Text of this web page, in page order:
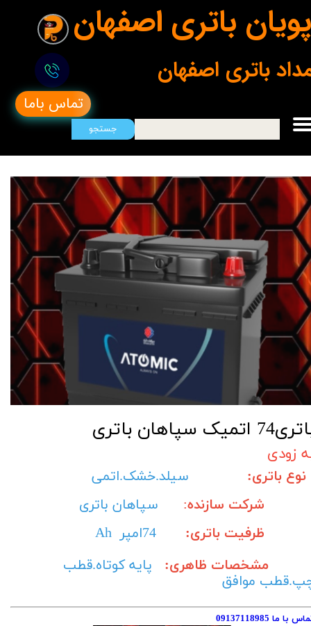
پویان باتری اصفهان
تماس باما
جستجو
باتری اصفهان
اتمیک سپاهان باتری
زودی
نوع باتری:
سیلد.خشک.اتمی
شرکت سازنده:
سپاهان باتری
ظرفیت باتری:
مشخصات ظاهری:
پایه کوتاه.قطب
موافق
با ما 09137118985